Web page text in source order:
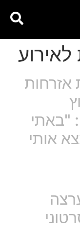
לאירוע
"באתי
אותי